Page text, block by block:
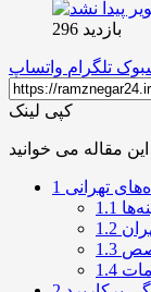
بازدید 296
تلگرام واتساپ
کپی لینک
مقاله می خوانید
1
1.1
1.2
1.3
1.4